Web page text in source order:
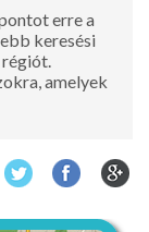
erre a
keresési
amelyek